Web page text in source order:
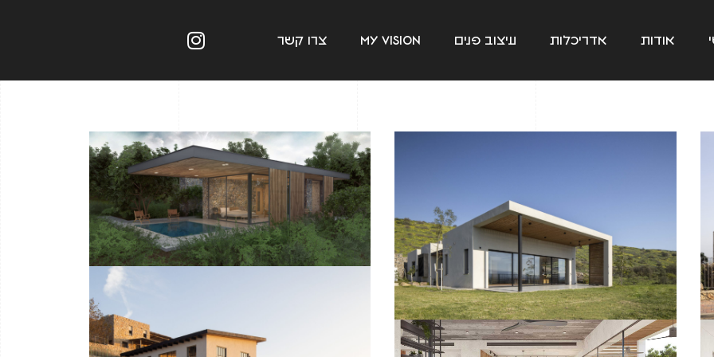
אודות אדריכלות עיצוב פנים my vision צרו קשר